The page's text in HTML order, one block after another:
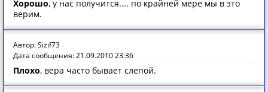
Хорошо, у нас получится.... по крайней мере мы в это
верим.
Автор: Sizif73
Дата сообщения: 21.09.2010 23:36
Плохо, вера часто бывает слепой.